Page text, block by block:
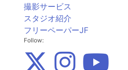
撮影サービス
スタジオ紹介
フリーペーパーJF
Follow: